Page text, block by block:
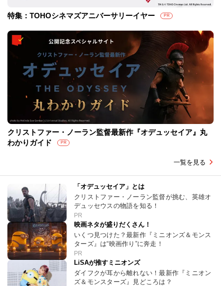
特集：TOHOシネマズアニバーサリーイヤー PR
クリストファー・ノーラン監督最新作『オデュッセイア』丸
わかりガイド
PR
一覧を見る
「オデュッセイア」とは
クリストファー・ノーラン監督が挑む、英雄オ
デュッセウスの物語を知る！
PR
映画ネタが盛りだくさん！
いくつ見つけた？最新作『ミニオンズ＆モンス
ターズ』は“映画作り”に奔走！
PR
LiSAが推すミニオンズ
ダイフクが耳から離れない！最新作『ミニオン
ズ＆モンスターズ』見どころは？